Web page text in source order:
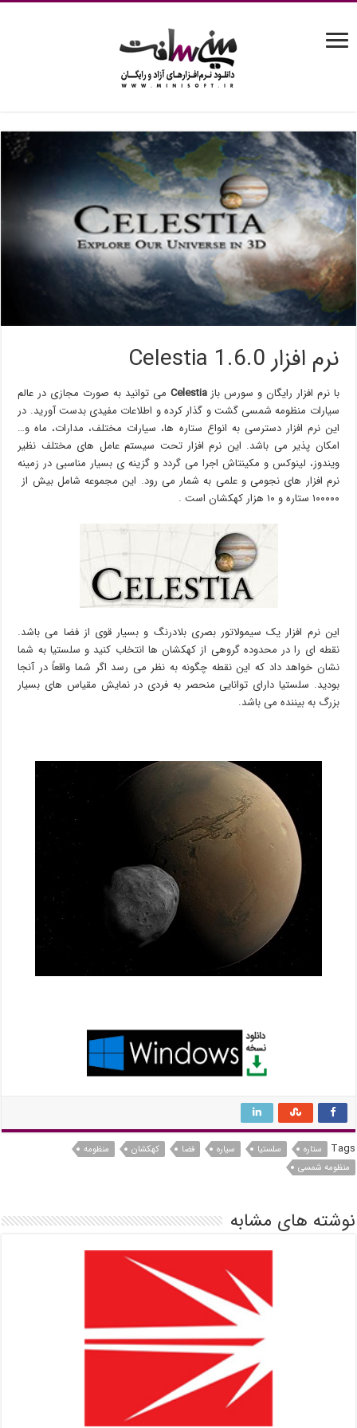
نرم افزار Celestia 1.6.0
با نرم افزار رایگان و سورس بازCelestia می توانید به صورت مجازی در عالم
سیارات منظومه شمسی گشت و گذار کرده و اطلاعات مفیدی بدست آورید. در
این نرم افزار دسترسی به انواع ستاره ها، سیارات مختلف، مدارات، ماه و…
امکان پذیر می باشد. این نرم افزار تحت سیستم عامل های مختلف نظیر
ویندوز، لینوکس و مکینتاش اجرا می گردد و گزینه ی بسیار مناسبی در زمینه
نرم افزار های نجومی و علمی به شمار می رود. این مجموعه شامل بیش از
۱۰۰۰۰۰ ستاره و ۱۰ هزار کهکشان است .
این نرم افزار یک سیمولاتور بصری بلادرنگ و بسیار قوی از فضا می باشد.
نقطه ای را در محدوده گروهی از کهکشان ها انتخاب کنید و سلستیا به شما
نشان خواهد داد که این نقطه چگونه به نظر می رسد اگر شما واقعاً در آنجا
بودید. سلستیا دارای توانایی منحصر به فردی در نمایش مقیاس های بسیار
بزرگ به بیننده می باشد.
Tags ستاره سلستیا سیاره فضا کهکشان
منظومه
منظومه شمسی
نوشته های مشابه